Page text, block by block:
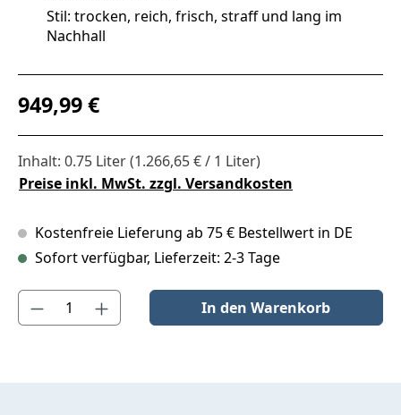
Stil: trocken, reich, frisch, straff und lang im
Nachhall
Regulärer Preis:
949,99 €
Inhalt: 0.75 Liter(1.266,65 € / 1 Liter)
Preise inkl. MwSt. zzgl. Versandkosten
Kostenfreie Lieferung ab 75 € Bestellwert in DE
Sofort verfügbar, Lieferzeit: 2-3 Tage
Produkt Anzahl: Gib den gewünschten Wert ein oder benutze
In den Warenkorb